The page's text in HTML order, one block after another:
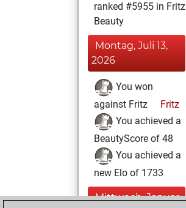
ranked #5955 in Fritz
Beauty
Montag, Juli 13,
2026
You won
against Fritz
Fritz
You achieved a
BeautyScore of 48
You achieved a
new Elo of 1733
Mittwoch, Januar